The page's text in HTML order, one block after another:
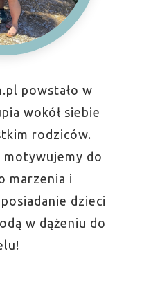
powstało w
wokół siebie
rodziców.
motywujemy do
marzenia i
dzieci
w dążeniu do